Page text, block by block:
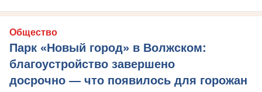
Общество
Парк «Новый город» в Волжском:
благоустройство завершено
досрочно — что появилось для горожан